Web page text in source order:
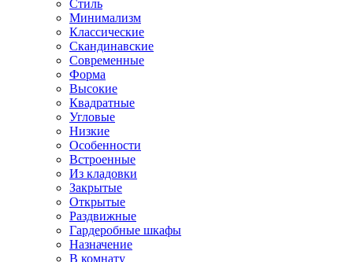
Стиль
Минимализм
Классические
Скандинавские
Современные
Форма
Высокие
Квадратные
Угловые
Низкие
Особенности
Встроенные
Из кладовки
Закрытые
Открытые
Раздвижные
Гардеробные шкафы
Назначение
В комнату